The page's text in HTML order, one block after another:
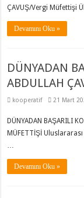
ÇAVUŞ/Vergi Müfettişi
Devamını Oku »
DÜNYADAN
ABDULLAH
kooperatif 21 Mart
DÜNYADAN BAŞARILI
MÜFETTİŞİ
…
Devamını Oku »